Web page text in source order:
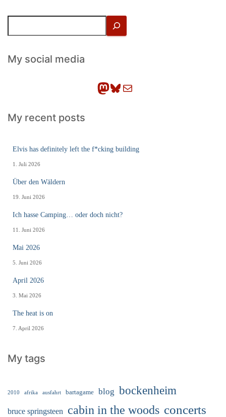
h
eMy social media
Mastodon Bluesky E-Mail
My recent posts
Elvis has definitely left the f*cking building
1. Juli 2026
Über den Wäldern
19. Juni 2026
Ich hasse Camping… oder doch nicht?
11. Juni 2026
Mai 2026
5. Juni 2026
April 2026
3. Mai 2026
The heat is on
7. April 2026
My tags
2010 afrika ausfahrt bartagame blog bockenheim
bruce springsteen cabin in the woods concerts